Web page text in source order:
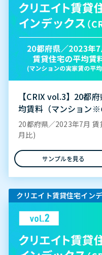
【CRIX vol.3】20都
均賃料（マンション※
20都府県／2023年7月
月比)
サンプルを見る
クリエイト賃貸住宅イン